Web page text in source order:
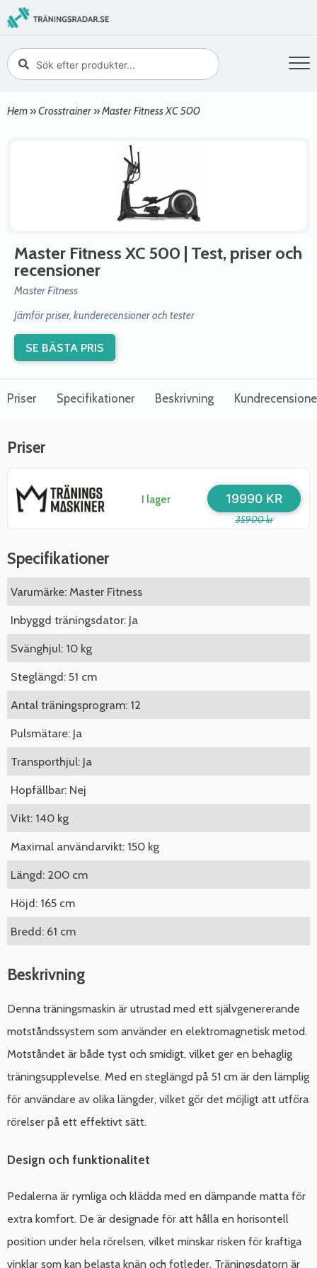
Hem »Crosstrainer »Master Fitness XC 500
Master Fitness XC 500 | Test, priser och
recensioner
Master Fitness
Jämför priser, kunderecensioner och tester
SE BÄSTA PRIS
Priser Specifikationer Beskrivning
Priser
I lager
35900 kr
19990 KR
Specifikationer
Varumärke: Master Fitness
Inbyggd träningsdator: Ja
Svänghjul: 10 kg
Steglängd: 51 cm
Antal träningsprogram: 12
Pulsmätare: Ja
Transporthjul: Ja
Hopfällbar: Nej
Vikt: 140 kg
Maximal användarvikt: 150 kg
Längd: 200 cm
Höjd: 165 cm
Bredd: 61 cm
Beskrivning
Denna träningsmaskin är utrustad med ett självgenererande
motståndssystem som använder en elektromagnetisk metod.
Motståndet är både tyst och smidigt, vilket ger en behaglig
träningsupplevelse. Med en steglängd på 51 cm är den lämplig
för användare av olika längder, vilket gör det möjligt att utföra
rörelser på ett effektivt sätt.
Design och funktionalitet
Pedalerna är rymliga och klädda med en dämpande matta för
extra komfort. De är designade för att hålla en horisontell
position under hela rörelsen, vilket minskar risken för kraftiga
vinklar som kan belasta knän och fotleder. Träningsdatorn är